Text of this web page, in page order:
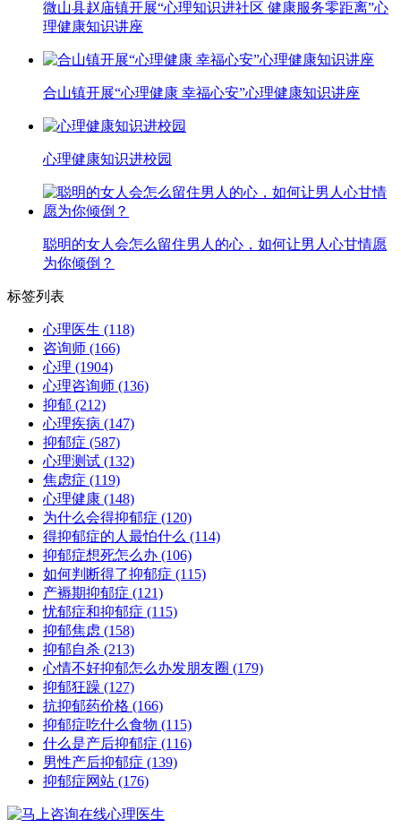
微山县赵庙镇开展“心理知识进社区 健康服务零距离”心
理健康知识讲座
合山镇开展“心理健康 幸福心安”心理健康知识讲座
心理健康知识进校园
聪明的女人会怎么留住男人的心，如何让男人心甘情愿
为你倾倒？
标签列表
心理医生 (118)
咨询师 (166)
心理 (1904)
心理咨询师 (136)
抑郁 (212)
心理疾病 (147)
抑郁症 (587)
心理测试 (132)
焦虑症 (119)
心理健康 (148)
为什么会得抑郁症 (120)
得抑郁症的人最怕什么 (114)
抑郁症想死怎么办 (106)
如何判断得了抑郁症 (115)
产褥期抑郁症 (121)
忧郁症和抑郁症 (115)
抑郁焦虑 (158)
抑郁自杀 (213)
心情不好抑郁怎么办发朋友圈 (179)
抑郁狂躁 (127)
抗抑郁药价格 (166)
抑郁症吃什么食物 (115)
什么是产后抑郁症 (116)
男性产后抑郁症 (139)
抑郁症网站 (176)